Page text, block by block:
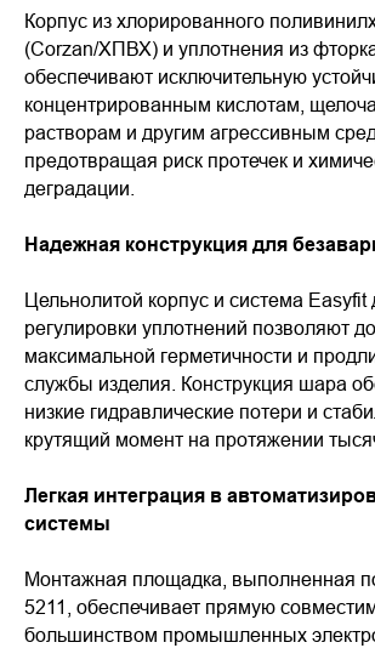
Корпус из хлорированного
(Corzan/ХПВХ) и уплотнения из
обеспечивают исключительную
концентрированным кислотам,
растворам и другим агрессивным
предотвращая риск протечек и
деградации.
Надежная конструкция для
Цельнолитой корпус и система Easyfit
регулировки уплотнений позволяют
максимальной герметичности и
службы изделия. Конструкция шара
низкие гидравлические потери и
крутящий момент на протяжении
Легкая интеграция в
системы
Монтажная площадка, выполненная
5211, обеспечивает прямую
большинством промышленных